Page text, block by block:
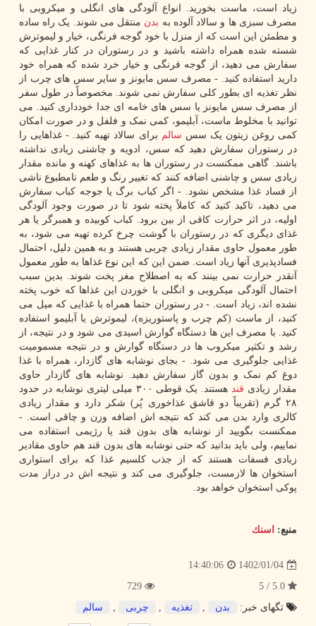
زیاد است، ماست بخورید. انواع آلودگی های انگلی و میکروبی با
مصرف سبزی ها و سالاد آلوده به بدن منتقل می شوند. یک راه ساده
و مطمئن این است که از منزل با خود گوجه فرنگی، خیار و لیموترش
شسته شده همراه داشته باشید و در رستوران در کنار غذایی که
سفارش می دهید، از گوجه فرنگی و خیار خرد شده که همراه خود
دارید استفاده کنید. - مصرف سس مایونز و سایر سس های چرب از
نظر تغذیه ای بطور کلی سفارش نمی شوند. مخصوصاً در طول سفر
از مصرف سس مایونز یا سس های خامه ای جدا خودداری کنید. می
توانید با مخلوط ماست، آبلیمو، کمی نمک و فلفل و در صورت امکان
کمی روغن زیتون یک سس سالم برای سالاد تهیه کنید. - غذاهایی را
در رستوران سفارش دهید که سس، ادویه و چاشنی زیادی نداشته
باشند. گاهی ممکنست در رستوران ها به غذاهای کهنه و مانده مقدار
زیادی سس و چاشنی اضافه کنند که تغییر رنگ و طعم نامطبوع ناشی
از فساد غذا مشخص نشود. - اگر کباب برگ یا جوجه کباب سفارش
می دهید، تاکید کنید که کاملاً پخته شود تا در صورت وجود آلودگی
اولیه، در اثر حرارت کافی از بین برود. کباب کوبیده و همبرگر یا هر
غذای دیگری که در رستوران با گوشت چرخ کرده تهیه می شود، به
طور معمول حاوی مقدار زیادی چربی هستند و به همین دلیل، احتمال
فسادپذیری آنها زیاد است. ضمن این که این نوع غذاها به طور معمول
آنقدر حرارت نمی بینند که به اصطلاح مغز پخت شوند. بدین سبب
احتمال آلودگی میکروبی و انگلی با خوردن این غذاها که خوب پخته
نشده اند، زیاد است. - در رستوران حتما همراه با غذایی که میل می
کنید، از ماست (کم چرب و پاستوریزه)، لیموترش یا آبلیمو استفاده
کنید. با مصرف این ها دستگاه گوارش اسیدی می شود و در نتیجه، از
رشد و تکثیر میکروب ها در دستگاه گوارش و در نتیجه مسمومیت
غذایی جلوگیری می شود. - بجای نوشابه های گازدار، همراه با غذا
دوغ کم نمک و بدون گاز سفارش دهید. نوشابه های گازدار حاوی
مقدار زیادی قند
هستند. یک قوطی ۳۰۰ میلی لیتری نوشابه در حدود
۲۸ گرم (تقریباً دو قاشق غذاخوری پُر) شکر دارد و مقدار زیادی
کالری وارد بدن می کند که نتیجه اش اضافه وزن و چاقی است. -
ممکنست بگویید از نوشابه های بدون قند یا رژیمی استفاده می
نماییم، ولی باید بدانید که حتی نوشابه های بدون قند هم حاوی مقادیر
زیادی فسفات هستند که از جذب کلسیم غذا که برای استواری
استخوان ها لازمست، جلوگیری می کند و نتیجه اش در دراز مدت
پوکی استخوان خواهد بود.
منبع: اسنك
1402/01/04
14:40:06
تگهای خبر:
بدن , تغذیه , چربی , سالم